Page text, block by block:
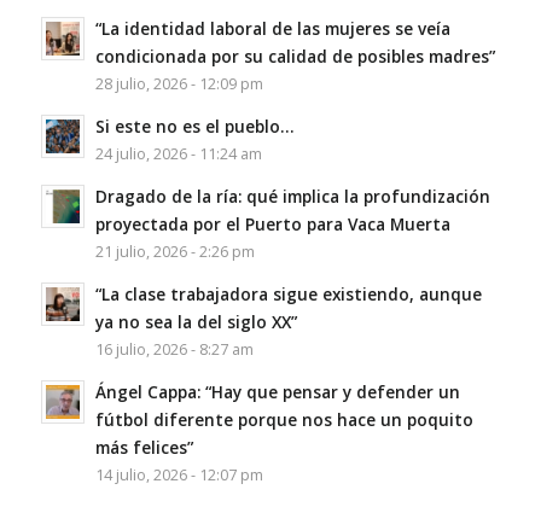
“La identidad laboral de las mujeres se veía
condicionada por su calidad de posibles madres”
28 julio, 2026 - 12:09 pm
Si este no es el pueblo…
24 julio, 2026 - 11:24 am
Dragado de la ría: qué implica la profundización
proyectada por el Puerto para Vaca Muerta
21 julio, 2026 - 2:26 pm
“La clase trabajadora sigue existiendo, aunque
ya no sea la del siglo XX”
16 julio, 2026 - 8:27 am
Ángel Cappa: “Hay que pensar y defender un
fútbol diferente porque nos hace un poquito
más felices”
14 julio, 2026 - 12:07 pm